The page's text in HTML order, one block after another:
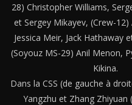
28) Christopher Williams,
et Sergey Mikayev, (Crew-12)
Jessica Meir, Jack Hathaway
(Soyouz MS-29) Anil Menon,
Kikina.
Dans la CSS (de gauche à
Yangzhu et Zhang Zhiyuan